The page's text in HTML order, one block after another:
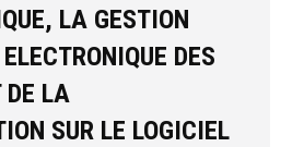
LA GESTION
DES
DE LA
SUR LE LOGICIEL